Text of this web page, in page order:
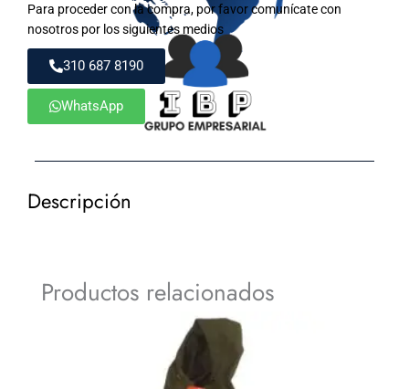
Para proceder con la compra, por favor comunícate con
nosotros por los siguientes medios
310 687 8190
WhatsApp
Descripción
Productos relacionados